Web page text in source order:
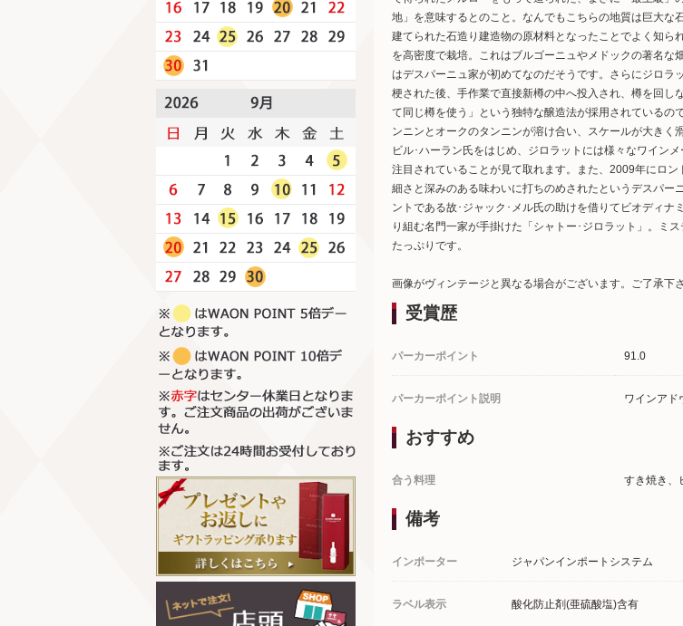
地」を意味するとのこと。なんでもこちらの地質は巨大な
建てられた石造り建造物の原材料となったことでよく知
を高密度で栽培。これはブルゴーニュやメドックの著名
はデスパーニュ家が初めてなのだそうです。さらにジロ
梗された後、手作業で直接新樽の中へ投入され、樽を回
て同じ樽を使う」という独特な醸造法が採用されているの
ンニンとオークのタンニンが溶け合い、スケールが大き
ビル･ハーラン氏をはじめ、ジロラットには様々なワイン
注目されていることが見て取れます。また、2009年にロ
細さと深みのある味わいに打ちのめされたというデスパー
ントである故･ジャック･メル氏の助けを借りてビオディ
り組む名門一家が手掛けた「シャトー･ジロラット」。ミ
たっぷりです。
画像がヴィンテージと異なる場合がございます。ご了承下さ
受賞歴
パーカーポイント 91.0
パーカーポイント説明 ワインアド
おすすめ
合う料理 すき焼き、
備考
インポーター ジャパンインポートシステム
ラベル表示 酸化防止剤(亜硫酸塩)含有